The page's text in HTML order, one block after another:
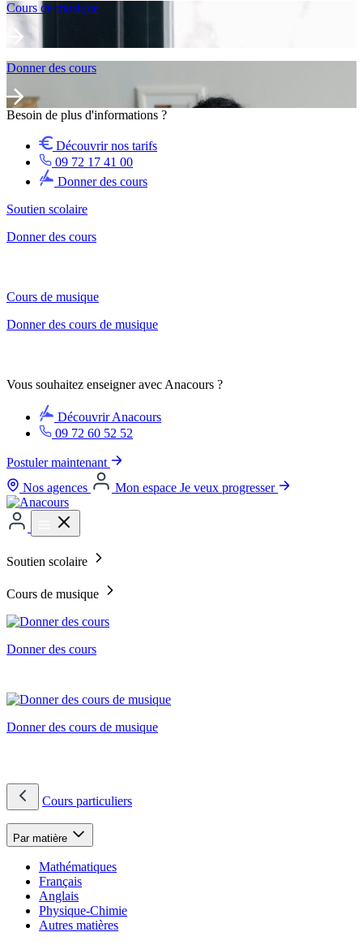
Cours de musique
Donner des cours
Besoin de plus d'informations ?
Découvrir nos tarifs
09 72 17 41 00
Donner des cours
Soutien scolaire
Donner des cours
Cours de musique
Donner des cours de musique
Vous souhaitez enseigner avec Anacours ?
Découvrir Anacours
09 72 60 52 52
Postuler maintenant
Nos agences
Mon espace Je veux progresser
Soutien scolaire
Cours de musique
Donner des cours
Donner des cours de musique
Cours particuliers
Par matière
Mathématiques
Français
Anglais
Physique-Chimie
Autres matières